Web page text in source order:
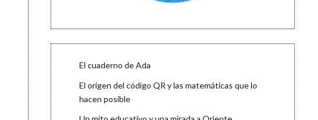
El cuaderno de Ada
El origen del código QR y las matemáticas que lo
hacen posible